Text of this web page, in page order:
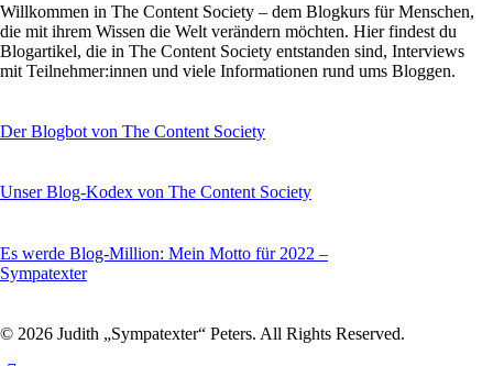
Willkommen in The Content Society – dem Blogkurs für Menschen,
die mit ihrem Wissen die Welt verändern möchten. Hier findest du
Blogartikel, die in The Content Society entstanden sind, Interviews
mit Teilnehmer:innen und viele Informationen rund ums Bloggen.
Der Blogbot von The Content Society
Unser Blog-Kodex von The Content Society
Es werde Blog-Million: Mein Motto für 2022 –
Sympatexter
© 2026 Judith „Sympatexter“ Peters. All Rights Reserved.